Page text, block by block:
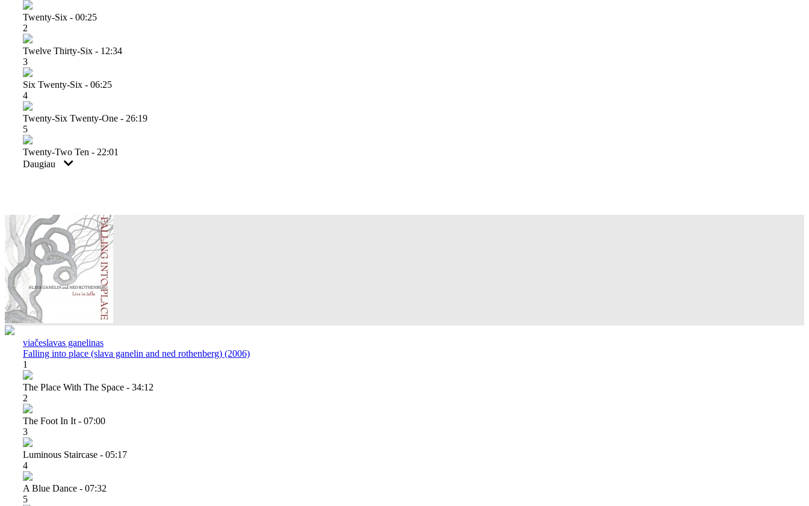
Twenty-Six - 00:25
2
Twelve Thirty-Six - 12:34
3
Six Twenty-Six - 06:25
4
Twenty-Six Twenty-One - 26:19
5
Twenty-Two Ten - 22:01
Daugiau
viačeslavas ganelinas
Falling into place (slava ganelin and ned rothenberg) (2006)
1
The Place With The Space - 34:12
2
The Foot In It - 07:00
3
Luminous Staircase - 05:17
4
A Blue Dance - 07:32
5